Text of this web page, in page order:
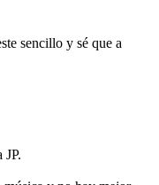
sencillo y sé que a